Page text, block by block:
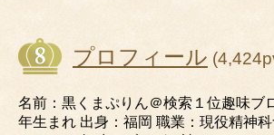
プロフィール
名前：黒くまぷりん＠検索１位趣味ブ
年生まれ 出身：福岡 職業：現役精神